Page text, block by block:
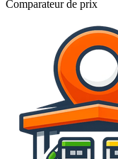
Comparateur de prix